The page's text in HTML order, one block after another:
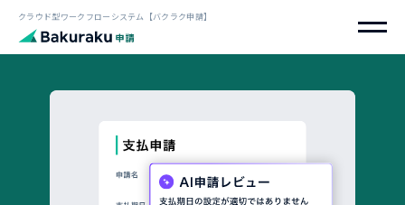
クラウド型ワークフローシステム【バクラク申請】